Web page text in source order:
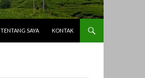
TENTANG SAYA KONTAK